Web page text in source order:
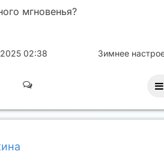
мгновенья?
02:38
Зимнее